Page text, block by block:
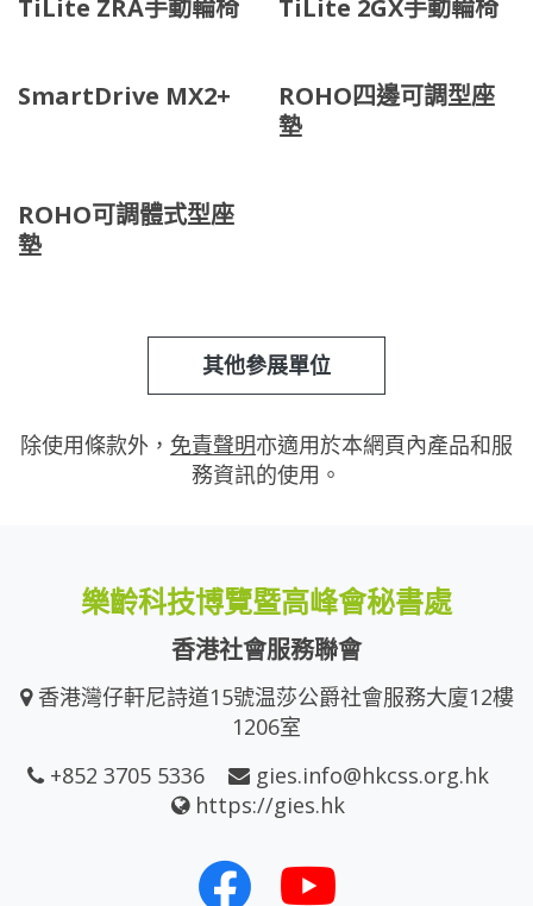
TiLite ZRA手動輪椅 TiLite 2GX手動輪椅
SmartDrive MX2+
ROHO四邊可調型座
墊
ROHO可調體式型座
墊
其他參展單位
除使用條款外， 免責聲明亦適用於本網頁內產品和服
務資訊的使用。
樂齡科技博覽暨高峰會秘書處
香港社會服務聯會
香港灣仔軒尼詩道15號温莎公爵社會服務大廈12樓
1206室
+852 3705 5336
gies.info@hkcss.org.hk
https://gies.hk